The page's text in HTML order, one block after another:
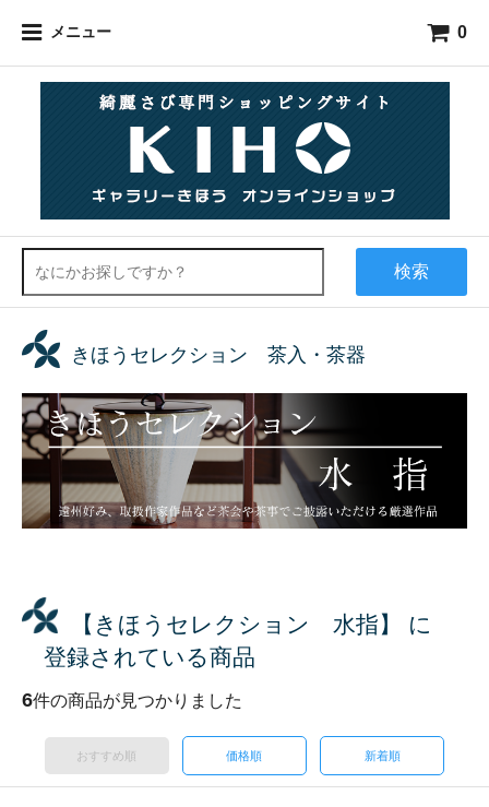
メニュー 0
検索
きほうセレクション 茶入・茶器
【きほうセレクション 水指】 に
登録されている商品
6件の商品が見つかりました
おすすめ順 価格順 新着順